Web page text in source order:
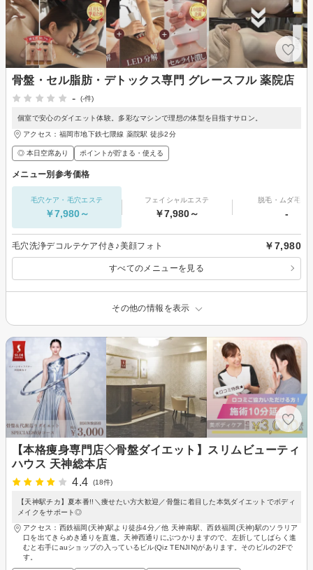
骨盤・セル脂肪・デトックス専門 グレースフル 薬院店
-
(-件)
個室で安心のダイエット体験。多彩なマシンで理想の体型を目指すサロン。
アクセス：福岡市地下鉄七隈線 薬院駅 徒歩2分
◎ 本日空席あり ポイントが貯まる・使える
メニュー別参考価格
毛穴ケア・毛穴エステ
￥7,980～
フェイシャルエステ
￥7,980～
脱毛・ムダ毛処
-
毛穴洗浄デコルテケア付き♪美顔フォト ￥7,980
すべてのメニューを見る
その他の情報を表示
【本格痩身専門店◇骨盤ダイエット】スリムビューティ
ハウス 天神総本店
4.4
(18件)
【天神駅チカ】夏本番!!＼痩せたい方大歓迎／骨盤に着目した本気ダイエットでボディ
メイクをサポート◎
アクセス：西鉄福岡(天神)駅より徒歩4分／他 天神南駅、西鉄福岡(天神)駅のソラリア
口を出てきらめき通りを直進。天神西通りにぶつかりますので、左折してしばらく進
むと右手にauショップの入っているビル(Qiz TENJIN)があります。そのビルの2Fで
す。